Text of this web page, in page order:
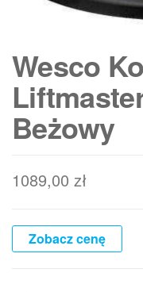
Wesco
Beżowy
1089,00 zł
Zobacz cenę